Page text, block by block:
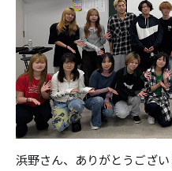
浜野さん、ありがとうござい